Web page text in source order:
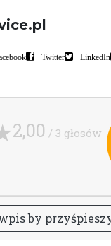
Twitter LinkedIn
2,00 / 3 głosów
pisby przyśpiesz